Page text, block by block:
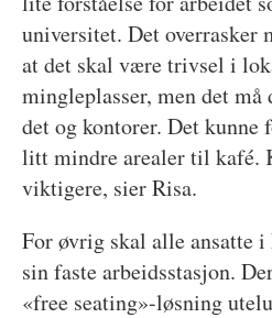
universitet. Det overrasker
at det skal være trivsel i
mingleplasser, men det må
det og kontorer. Det kunne
litt mindre arealer til kafé.
viktigere, sier Risa.
For øvrig skal alle ansatte i
sin faste arbeidsstasjon.
«free seating»-løsning